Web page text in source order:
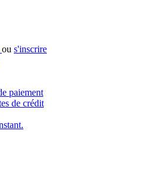
ou s'inscrire
paiement
de crédit